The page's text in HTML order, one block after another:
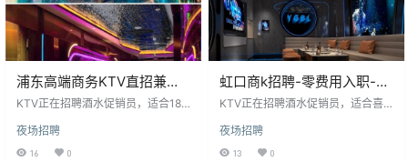
浦东高端商务KTV直招兼职
全职包车费无压力
KTV正在招聘酒水促销员，适合18
正的女生。工作内容为在包厢内促
销酒水、活跃气氛、点歌倒酒及保
夜场招聘
16 0
虹口商k招聘-零费用入职-高
薪日结
KTV正在招聘酒水促销员，适合喜
30岁，身高160以上，形象端正。
工作内容包括促销酒水、活跃气
夜场招聘
13 0